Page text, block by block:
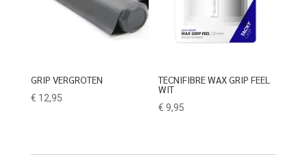
GRIP VERGROTEN
€ 12,95
TECNIFIBRE WAX GRIP FEEL
WIT
€ 9,95